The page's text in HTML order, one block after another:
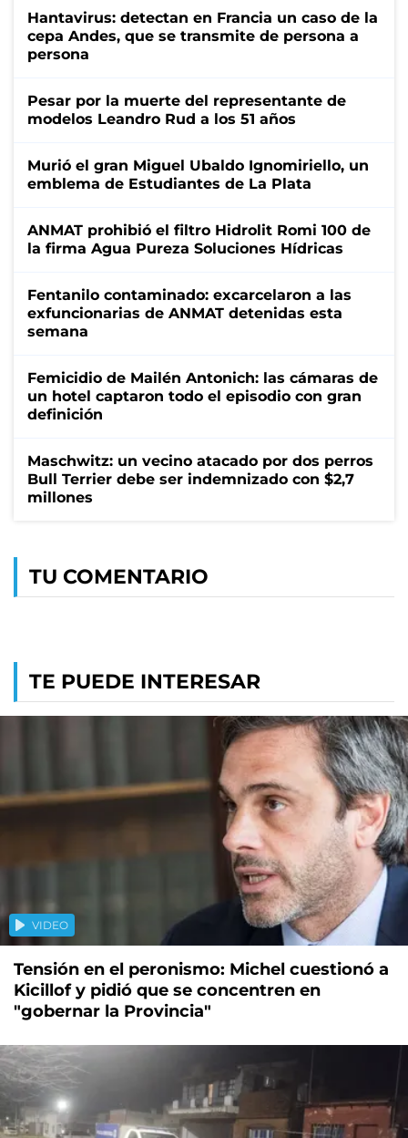
Hantavirus: detectan en Francia un caso de la
cepa Andes, que se transmite de persona a
persona
Pesar por la muerte del representante de
modelos Leandro Rud a los 51 años
Murió el gran Miguel Ubaldo Ignomiriello, un
emblema de Estudiantes de La Plata
ANMAT prohibió el filtro Hidrolit Romi 100 de
la firma Agua Pureza Soluciones Hídricas
Fentanilo contaminado: excarcelaron a las
exfuncionarias de ANMAT detenidas esta
semana
Femicidio de Mailén Antonich: las cámaras de
un hotel captaron todo el episodio con gran
definición
Maschwitz: un vecino atacado por dos perros
Bull Terrier debe ser indemnizado con $2,7
millones
TU COMENTARIO
TE PUEDE INTERESAR
VIDEO
Tensión en el peronismo: Michel cuestionó a
Kicillof y pidió que se concentren en
"gobernar la Provincia"